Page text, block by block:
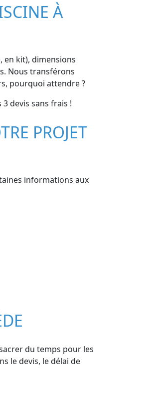
À
en kit), dimensions
Nous transférons
pourquoi attendre ?
devis sans frais !
PROJET
informations aux
du temps pour les
le devis, le délai de